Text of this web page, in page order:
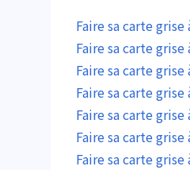
Faire sa carte grise
Faire sa carte
Faire sa carte grise
Faire sa carte grise
Faire sa carte grise
Faire sa carte grise
Faire sa carte